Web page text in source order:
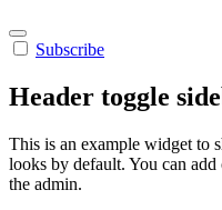
Subscribe
Header toggle
This is an example widget to
looks by default. You can
the admin.